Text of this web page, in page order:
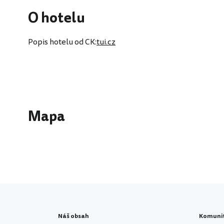
O hotelu
Popis hotelu od CK:tui.cz
Mapa
Náš obsah